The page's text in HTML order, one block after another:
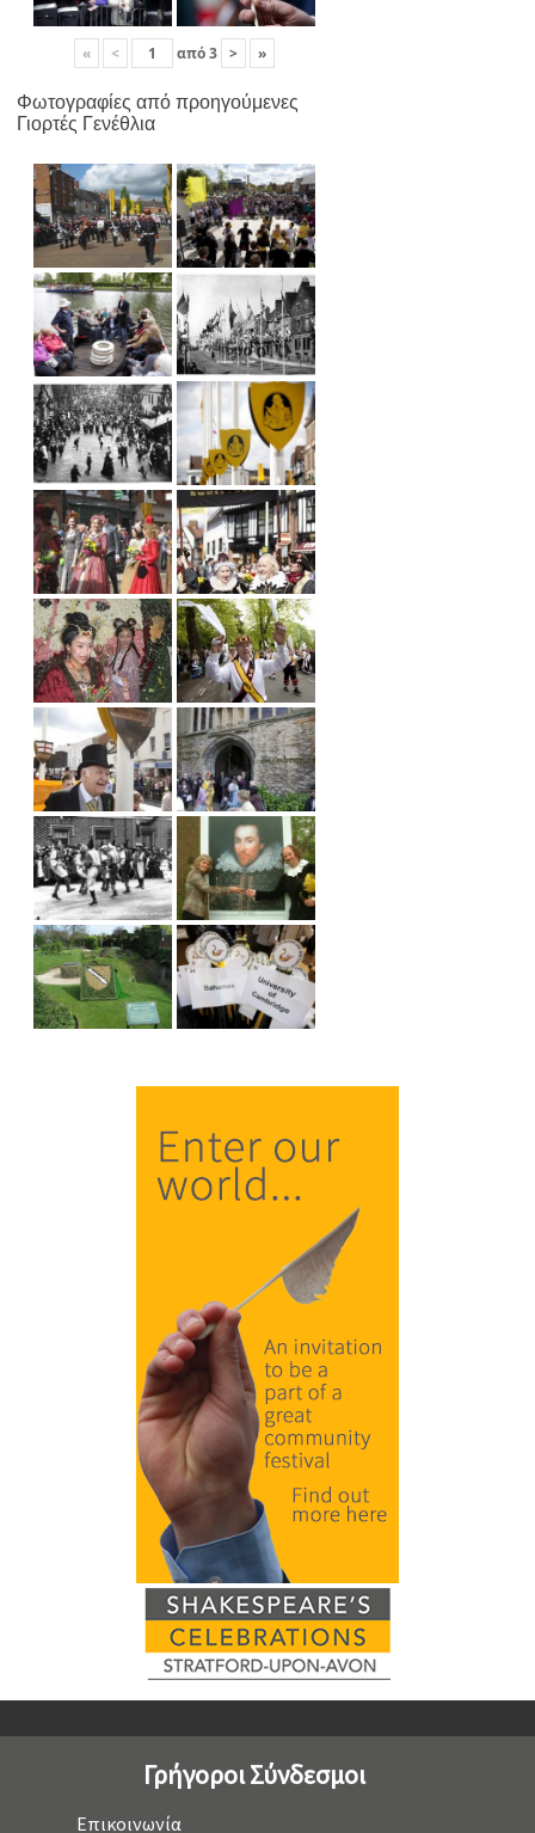
« < από3 > »
Φωτογραφίες από προηγούμενες
Γιορτές Γενέθλια
Γρήγοροι Σύνδεσμοι
Επικοινωνία